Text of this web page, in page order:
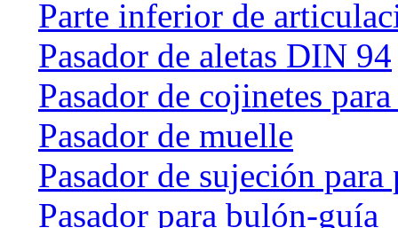
Parte inferior de
Pasador de aletas DIN 94
Pasador de cojinetes
Pasador de muelle
Pasador de sujeción para
Pasador para bulón-guía